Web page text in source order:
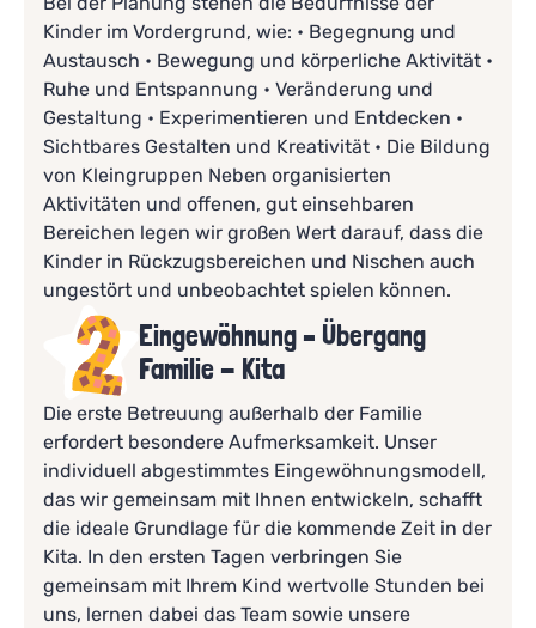
Kinder im Vordergrund, wie: • Begegnung und
Austausch • Bewegung und körperliche Aktivität •
Ruhe und Entspannung • Veränderung und
Gestaltung • Experimentieren und Entdecken •
Sichtbares Gestalten und Kreativität • Die Bildung
von Kleingruppen Neben organisierten
Aktivitäten und offenen, gut einsehbaren
Bereichen legen wir großen Wert darauf, dass die
Kinder in Rückzugsbereichen und Nischen auch
ungestört und unbeobachtet spielen können.
Eingewöhnung – Übergang
Familie - Kita
Die erste Betreuung außerhalb der Familie
erfordert besondere Aufmerksamkeit. Unser
individuell abgestimmtes Eingewöhnungsmodell,
das wir gemeinsam mit Ihnen entwickeln, schafft
die ideale Grundlage für die kommende Zeit in der
Kita. In den ersten Tagen verbringen Sie
gemeinsam mit Ihrem Kind wertvolle Stunden bei
uns, lernen dabei das Team sowie unsere